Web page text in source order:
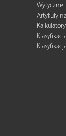
Wytyczne
Artykuły
Kalkulatory